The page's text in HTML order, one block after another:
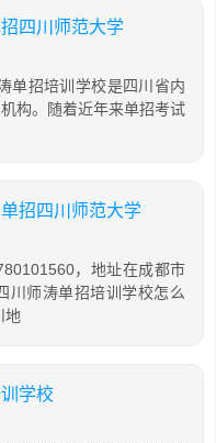
四川师范大学
单招培训学校是四川省内
构。随着近年来单招考试
招四川师范大学
，地址在成都市
川师涛单招培训学校怎么
地
学校